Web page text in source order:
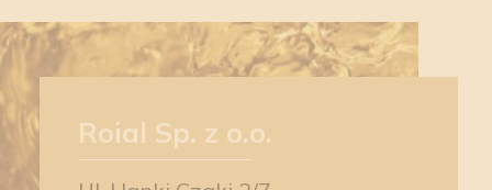
Roial Sp. z o.o.